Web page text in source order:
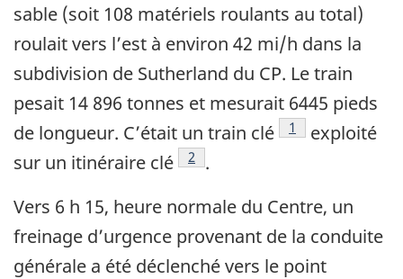
sable (soit 108 matériels roulants au total)
roulait vers l’est à environ 42 mi/h dans la
subdivision de Sutherland du CP. Le train
pesait 14 896 tonnes et mesurait 6445 pieds
de longueur. C’était un train clé
Note de bas de
1
exploité
sur un itinéraire clé
Note de bas de page
2 .
Vers 6 h 15, heure normale du Centre, un
freinage d’urgence provenant de la conduite
générale a été déclenché vers le point